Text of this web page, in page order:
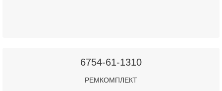
6754-61-1310
РЕМКОМПЛЕКТ